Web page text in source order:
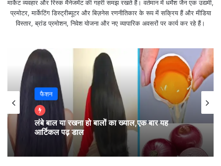
बनी रहेंगी l कोई अचानक धन मिलने की सम्भावना है l माँ लक्ष्मी
की पूजा से विशेष लाभ होगा l
सांसारिक जीवन में रूचि कम होगी l
तीर्थस्थलों पर जाने का करता है l वृश्चिक जातक आज किसी
तीर्थस्थान जाने के लिए अग्रसर होंगे l प्रभु या गुरु भक्ति में लीन
होने का मन करेगा l
मिथुन – का, की, कू, घ, ङ, छ, के, को, ह (Gemini):
अगर आप किसी विवाद में उलझ जाएँ तो तल्ख़ टिप्पणी करने से
मार्केट व्यवहार और रिस्क मैनेजमेंट की गहरी समझ रखते हैं। वर्तमान में धर्मेश जैन एक उद्यमी,
प्रमोटर, मार्केटिंग डिस्ट्रीब्यूटर और बिज़नेस रणनीतिकार के रूप में सक्रिय हैं और मीडिया
विस्तार, ब्रांड प्रमोशन, निवेश योजना और नए व्यापारिक अवसरों पर कार्य कर रहे हैं।
फैशन
लंबे बाल या रखना हो बालों का ख्याल,एक बार यह
आर्टिकल पढ़ डाल